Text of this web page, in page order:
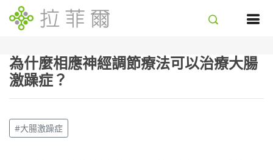
為什麼相應神經調節療法可以治療大腸
激躁症？
#大腸激躁症